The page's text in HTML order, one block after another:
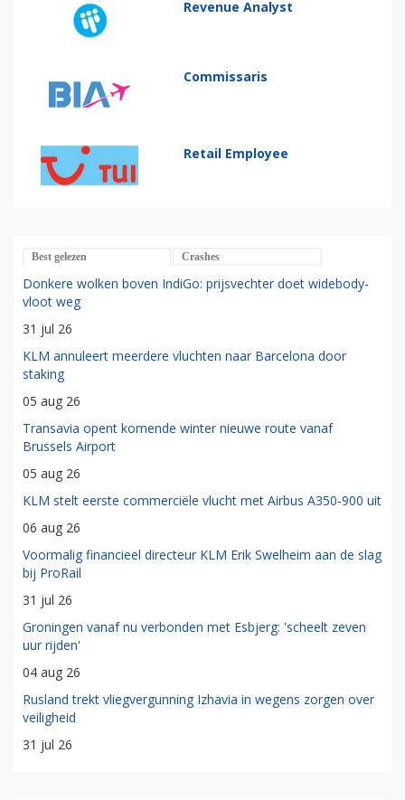
Revenue Analyst
Commissaris
Retail Employee
Best gelezen Crashes
Donkere wolken boven IndiGo: prijsvechter doet widebody-
vloot weg
31 jul 26
KLM annuleert meerdere vluchten naar Barcelona door
staking
05 aug 26
Transavia opent komende winter nieuwe route vanaf
Brussels Airport
05 aug 26
KLM stelt eerste commerciële vlucht met Airbus A350-900 uit
06 aug 26
Voormalig financieel directeur KLM Erik Swelheim aan de slag
bij ProRail
31 jul 26
Groningen vanaf nu verbonden met Esbjerg: 'scheelt zeven
uur rijden'
04 aug 26
Rusland trekt vliegvergunning Izhavia in wegens zorgen over
veiligheid
31 jul 26